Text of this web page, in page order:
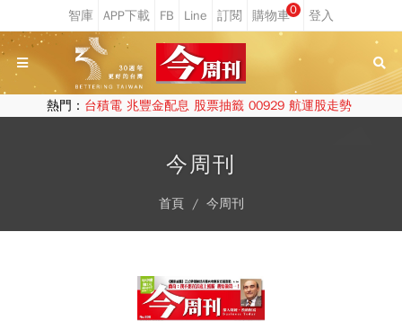
0
熱門： 台積電 兆豐金配息 股票抽籤 00929 航運股走勢
今周刊
首頁 今周刊